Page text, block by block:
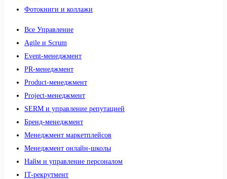
Фотокниги и коллажи
Все Управление
Agile и Scrum
Event-менеджмент
PR-менеджмент
Product-менеджмент
Project-менеджмент
SERM и управление репутацией
Бренд-менеджмент
Менеджмент маркетплейсов
Менеджмент онлайн-школы
Найм и управление персоналом
IT-рекрутмент